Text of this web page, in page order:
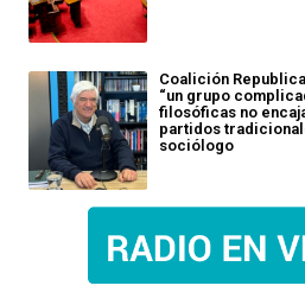
Coalición
“un grupo
filosóficas no
partidos
sociólogo